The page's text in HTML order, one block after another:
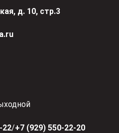
д. 10, стр.3
22/+7 (929) 550-22-20